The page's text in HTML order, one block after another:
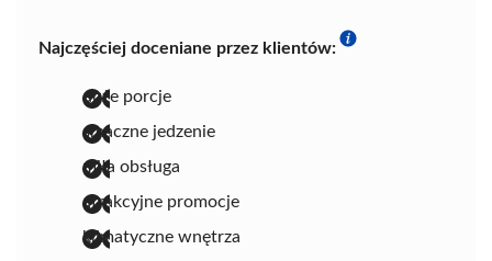
Najczęściej doceniane przez klientów:
duże porcje
smaczne jedzenie
miła obsługa
atrakcyjne promocje
klimatyczne wnętrza